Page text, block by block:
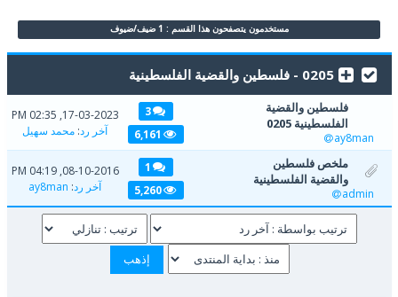
مستخدمون يتصفحون هذا القسم : 1 ضيف/ضيوف
0205 - فلسطين والقضية الفلسطينية
فلسطين والقضية
الفلسطينية 0205
ay8man
3
6,161
17-03-2023, 02:35 PM
آخر رد:محمد سهيل
ملخص فلسطين
والقضية الفلسطينية
admin
1
5,260
08-10-2016, 04:19 PM
آخر رد:
ay8man